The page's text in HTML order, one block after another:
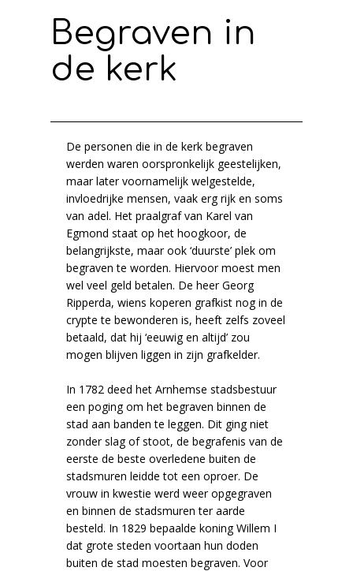
Begraven in
de kerk
De personen die in de kerk begraven
werden waren oorspronkelijk geestelijken,
maar later voornamelijk welgestelde,
invloedrijke mensen, vaak erg rijk en soms
van adel. Het praalgraf van Karel van
Egmond staat op het hoogkoor, de
belangrijkste, maar ook ‘duurste’ plek om
begraven te worden. Hiervoor moest men
wel veel geld betalen. De heer Georg
Ripperda, wiens koperen grafkist nog in de
crypte te bewonderen is, heeft zelfs zoveel
betaald, dat hij ‘eeuwig en altijd’ zou
mogen blijven liggen in zijn grafkelder.
In 1782 deed het Arnhemse stadsbestuur
een poging om het begraven binnen de
stad aan banden te leggen. Dit ging niet
zonder slag of stoot, de begrafenis van de
eerste de beste overledene buiten de
stadsmuren leidde tot een oproer. De
vrouw in kwestie werd weer opgegraven
en binnen de stadsmuren ter aarde
besteld. In 1829 bepaalde koning Willem I
dat grote steden voortaan hun doden
buiten de stad moesten begraven. Voor